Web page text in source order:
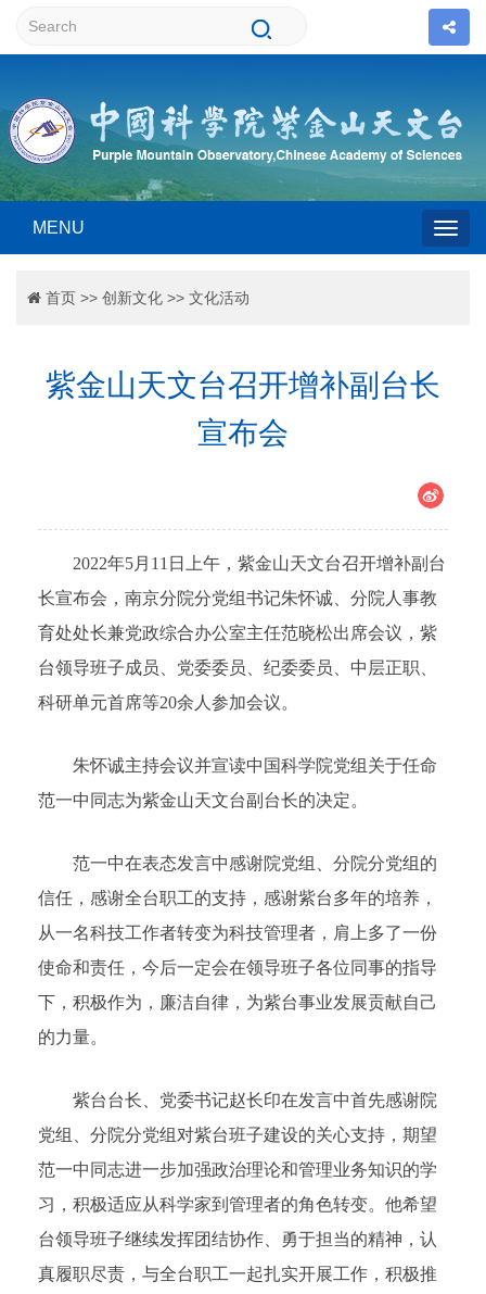
MENU
首页 >> 创新文化 >> 文化活动
紫金山天文台召开增补副台长
宣布会
2022年5月11日上午，紫金山天文台召开增补副台
长宣布会，南京分院分党组书记朱怀诚、分院人事教
育处处长兼党政综合办公室主任范晓松出席会议，紫
台领导班子成员、党委委员、纪委委员、中层正职、
科研单元首席等20余人参加会议。
朱怀诚主持会议并宣读中国科学院党组关于任命
范一中同志为紫金山天文台副台长的决定。
范一中在表态发言中感谢院党组、分院分党组的
信任，感谢全台职工的支持，感谢紫台多年的培养，
从一名科技工作者转变为科技管理者，肩上多了一份
使命和责任，今后一定会在领导班子各位同事的指导
下，积极作为，廉洁自律，为紫台事业发展贡献自己
的力量。
紫台台长、党委书记赵长印在发言中首先感谢院
党组、分院分党组对紫台班子建设的关心支持，期望
范一中同志进一步加强政治理论和管理业务知识的学
习，积极适应从科学家到管理者的角色转变。他希望
台领导班子继续发挥团结协作、勇于担当的精神，认
真履职尽责，与全台职工一起扎实开展工作，积极推